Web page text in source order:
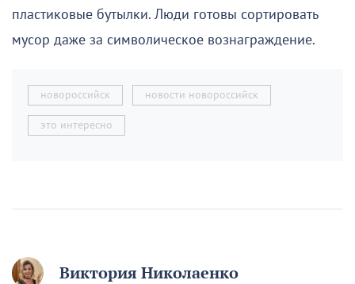
пластиковые бутылки. Люди готовы сортировать
мусор даже за символическое вознаграждение.
новороссийск новости новороссийск
это интересно
Виктория Николаенко